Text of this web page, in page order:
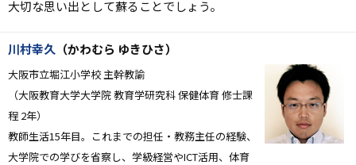
大切な思い出として蘇ることでしょう。
川村幸久 （かわむら ゆきひさ）
大阪市立堀江小学校 主幹教諭
（大阪教育大学大学院 教育学研究科 保健体育 修士課
程 2年）
教師生活15年目。これまでの担任・教務主任の経験、
大学院での学びを省察し、学級経営やICT活用、体育